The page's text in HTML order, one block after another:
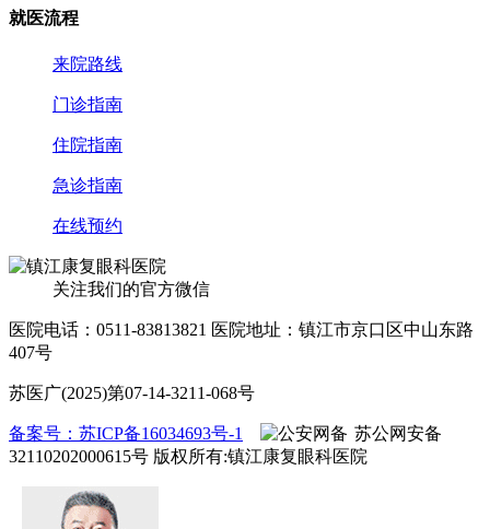
就医流程
来院路线
门诊指南
住院指南
急诊指南
在线预约
关注我们的官方微信
医院电话：0511-83813821 医院地址：镇江市京口区中山东路
407号
苏医广(2025)第07-14-3211-068号
备案号：苏ICP备16034693号-1
苏公网安备
32110202000615号 版权所有:镇江康复眼科医院